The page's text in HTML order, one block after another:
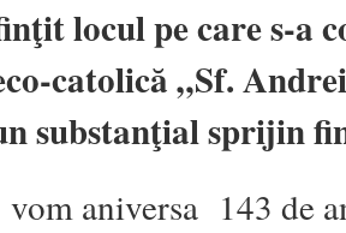
locul pe care s-a
catolică „Sf.
substanţial sprijin
vom aniversa 143 de